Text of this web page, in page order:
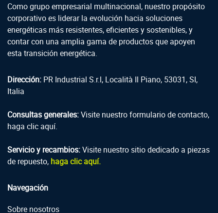
Como grupo empresarial multinacional, nuestro propósito
corporativo es liderar la evolución hacia soluciones
energéticas más resistentes, eficientes y sostenibles, y
contar con una amplia gama de productos que apoyen
esta transición energética.
Dirección: PR Industrial S.r.l, Località Il Piano, 53031, SI,
Italia
Consultas generales:Visite nuestro formulario de contacto,
haga clic aquí.
Servicio y recambios:Visite nuestro sitio dedicado a piezas
de repuesto, haga clic aquí.
Navegación
Sobre nosotros